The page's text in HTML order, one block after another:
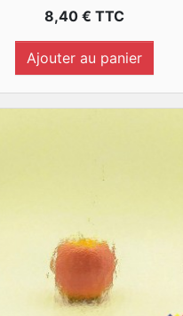
Prix
8,40 € TTC
Ajouter au panier